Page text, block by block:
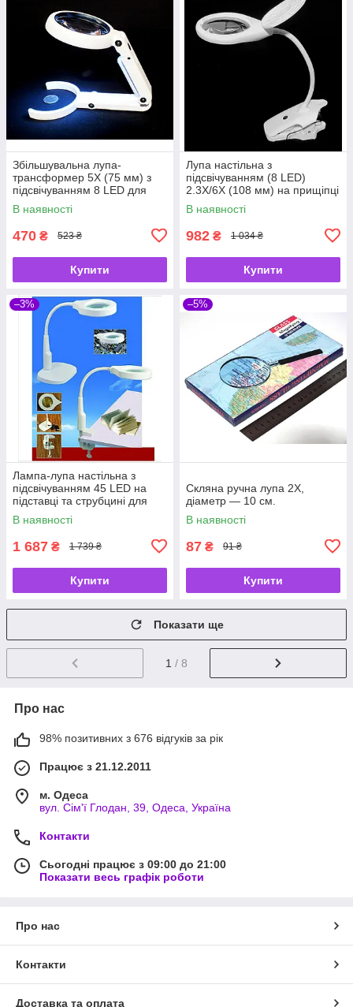
Збільшувальна лупа-
трансформер 5X (75 мм) з
підсвічуванням 8 LED для
читання, рукоділля та
ремонту FS75RC
В наявності
470 ₴ 523 ₴
Купити
Лупа настільна з
підсвічуванням (8 LED)
2.3X/6X (108 мм) на прищіпці
та гнучкому тримачі для
читання, рукоділля та
В наявності
982 ₴ 1 034 ₴
Купити
–3%
Лампа-лупа настільна з
підсвічуванням 45 LED на
підставці та струбцині для
рукоділля, читання та
ремонту 9145T
В наявності
1 687 ₴ 1 739 ₴
Купити
–5%
Скляна ручна лупа 2Х,
діаметр — 10 см.
В наявності
87 ₴ 91 ₴
Купити
Показати ще
1 / 8
Про нас
98% позитивних з 676 відгуків за рік
Працює з 21.12.2011
м. Одеса
вул. Сім'ї Глодан, 39, Одеса, Україна
Контакти
Сьогодні працює з 09:00 до 21:00
Показати весь графік роботи
Про нас
Контакти
Доставка та оплата